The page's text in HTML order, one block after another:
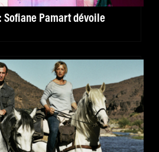
Sofiane Pamart dévoile